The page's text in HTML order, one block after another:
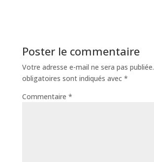
Poster le commentaire
Votre adresse e-mail ne sera pas publiée.
obligatoires sont indiqués avec *
Commentaire *